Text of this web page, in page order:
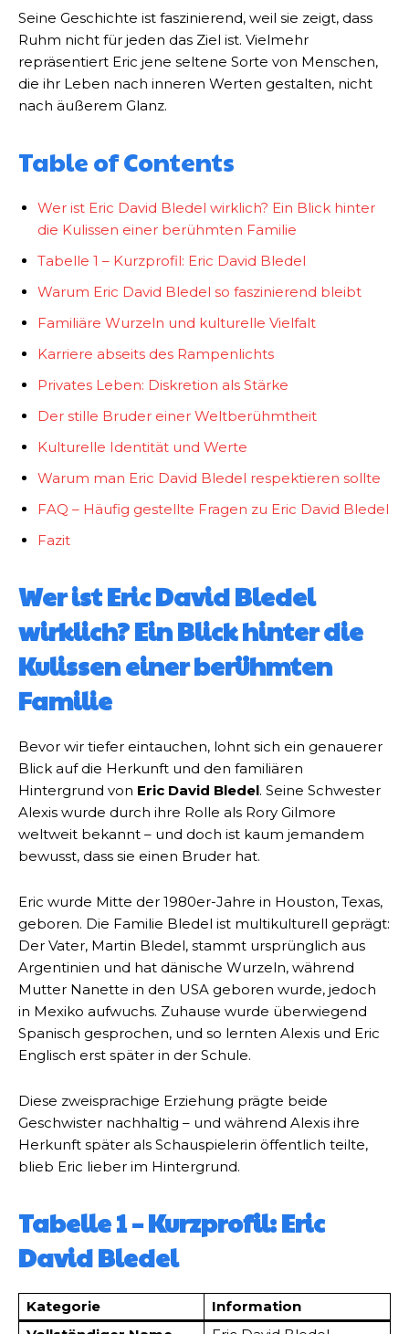
Seine Geschichte ist faszinierend, weil sie zeigt, dass
Ruhm nicht für jeden das Ziel ist. Vielmehr
repräsentiert Eric jene seltene Sorte von Menschen,
die ihr Leben nach inneren Werten gestalten, nicht
nach äußerem Glanz.
Table of Contents
Wer ist Eric David Bledel wirklich? Ein Blick hinter
die Kulissen einer berühmten Familie
Tabelle 1 – Kurzprofil: Eric David Bledel
Warum Eric David Bledel so faszinierend bleibt
Familiäre Wurzeln und kulturelle Vielfalt
Karriere abseits des Rampenlichts
Privates Leben: Diskretion als Stärke
Der stille Bruder einer Weltberühmtheit
Kulturelle Identität und Werte
Warum man Eric David Bledel respektieren sollte
FAQ – Häufig gestellte Fragen zu Eric David Bledel
Fazit
Wer ist Eric David Bledel
wirklich? Ein Blick hinter die
Kulissen einer berühmten
Familie
Bevor wir tiefer eintauchen, lohnt sich ein genauerer
Blick auf die Herkunft und den familiären
Hintergrund von Eric David Bledel. Seine Schwester
Alexis wurde durch ihre Rolle als Rory Gilmore
weltweit bekannt – und doch ist kaum jemandem
bewusst, dass sie einen Bruder hat.
Eric wurde Mitte der 1980er-Jahre in Houston, Texas,
geboren. Die Familie Bledel ist multikulturell geprägt:
Der Vater, Martin Bledel, stammt ursprünglich aus
Argentinien und hat dänische Wurzeln, während
Mutter Nanette in den USA geboren wurde, jedoch
in Mexiko aufwuchs. Zuhause wurde überwiegend
Spanisch gesprochen, und so lernten Alexis und Eric
Englisch erst später in der Schule.
Diese zweisprachige Erziehung prägte beide
Geschwister nachhaltig – und während Alexis ihre
Herkunft später als Schauspielerin öffentlich teilte,
blieb Eric lieber im Hintergrund.
Tabelle 1 – Kurzprofil: Eric
David Bledel
Kategorie
Information